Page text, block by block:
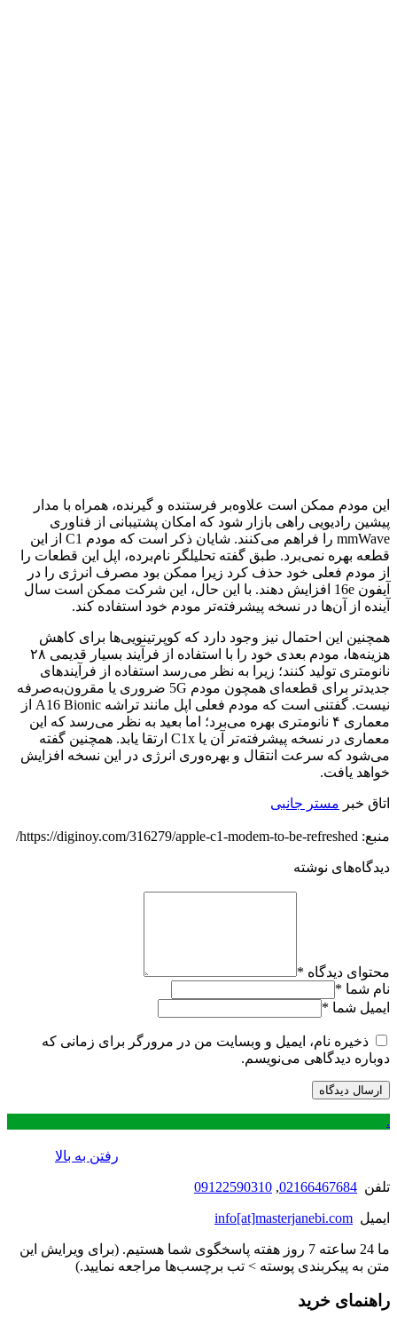
این مودم ممکن است علاوه‌بر فرستنده و گیرنده، همراه با مدار
پیشین رادیویی راهی بازار شود که امکان پشتیبانی از فناوری
mmWave را فراهم می‌کنند. شایان ذکر است که مودم C1 از این
قطعه بهره نمی‌برد. طبق گفته تحلیلگر نام‌برده، اپل این قطعات را
از مودم فعلی خود حذف کرد زیرا ممکن بود مصرف انرژی را در
آیفون 16e افزایش دهند. با این حال، این شرکت ممکن است سال
آینده از آن‌ها در نسخه پیشرفته‌تر مودم خود استفاده کند.
همچنین این احتمال نیز وجود دارد که کوپرتینویی‌ها برای کاهش
هزینه‌ها، مودم بعدی خود را با استفاده از فرآیند بسیار قدیمی ۲۸
نانومتری تولید کنند؛ زیرا به نظر می‌رسد استفاده از فرآیندهای
جدیدتر برای قطعه‌ای همچون مودم 5G ضروری یا مقرون‌به‌صرفه
نیست. گفتنی است که مودم فعلی اپل مانند تراشه A16 Bionic از
معماری ۴ نانومتری بهره می‌برد؛ اما بعید به نظر می‌رسد که این
معماری در نسخه پیشرفته‌تر آن یا C1x ارتقا یابد. همچنین گفته
می‌شود که سرعت انتقال و بهره‌وری انرژی در این نسخه افزایش
خواهد یافت.
اتاق خبر مستر جانبی
منبع: https://diginoy.com/316279/apple-c1-modem-to-be-refreshed/
دیدگاه‌های نوشته
محتوای دیدگاه *
نام شما *
ایمیل شما *
ذخیره نام، ایمیل و وبسایت من در مرورگر برای زمانی که
دوباره دیدگاهی می‌نویسم.
.
رفتن به بالا
تلفن 02166467684
,
09122590310
ایمیل info[at]masterjanebi.com
ما 24 ساعته 7 روز هفته پاسخگوی شما هستیم. (برای ویرایش این
متن به پیکربندی پوسته > تب برچسب‌ها مراجعه نمایید.)
راهنمای خرید